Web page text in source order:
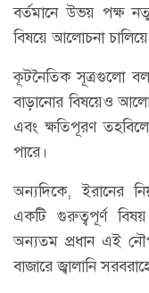
বর্তমানে উভয় পক্ষ
বিষয়ে আলোচনা চালিয়ে
কূটনৈতিক সূত্রগুলো
বাড়ানোর বিষয়েও
এবং ক্ষতিপূরণ
পারে।
অন্যদিকে, ইরানের
একটি গুরুত্বপূর্ণ বিষয়
অন্যতম প্রধান এই
বাজারে জ্বালানি